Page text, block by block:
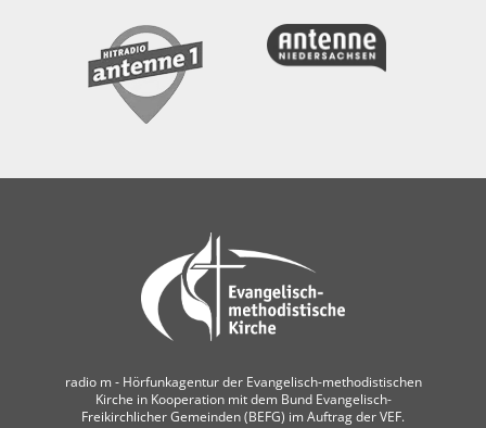
radio m ‐ Hörfunkagentur der Evangelisch-methodistischen
Kirche in Kooperation mit dem Bund Evangelisch-
Freikirchlicher Gemeinden (BEFG) im Auftrag der VEF.